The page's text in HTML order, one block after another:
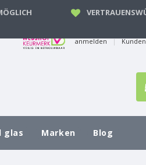
anmelden |
glas Marken Blog